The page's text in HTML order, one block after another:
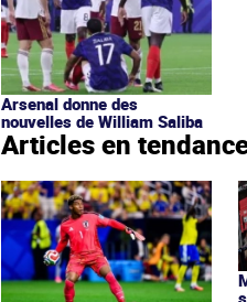
Arsenal donne des
nouvelles de William Saliba
Articles en